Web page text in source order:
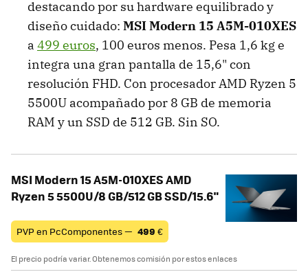
destacando por su hardware equilibrado y
diseño cuidado: MSI Modern 15 A5M-010XES
a 499 euros, 100 euros menos. Pesa 1,6 kg e
integra una gran pantalla de 15,6" con
resolución FHD. Con procesador AMD Ryzen 5
5500U acompañado por 8 GB de memoria
RAM y un SSD de 512 GB. Sin SO.
MSI Modern 15 A5M-010XES AMD
Ryzen 5 5500U/8 GB/512 GB SSD/15.6"
PVP en PcComponentes — 499 €
El precio podría variar. Obtenemos comisión por estos enlaces